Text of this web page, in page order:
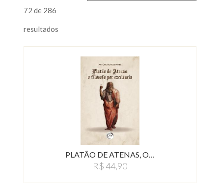
72 de 286
resultados
PLATÃO DE ATENAS, O…
R$ 44,90